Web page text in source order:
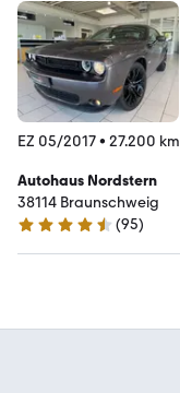
EZ 05/2017• 27.200 km
Autohaus Nordstern
38114 Braunschweig
4.5 Sterne
(95)